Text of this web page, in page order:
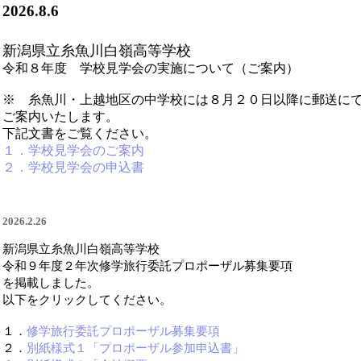
2026.8.6
新潟県立糸魚川白嶺高等学校
令和８年度 学校見学会の実施について（ご案内）
※ 糸魚川・上越地区の中学校には８月２０日以降に郵送に
ご案内いたします。
下記文書をご覧ください。
１．学校見学会のご案内
２．学校見学会の申込書
2026.2.26
新潟県立糸魚川白嶺高等学校
令和９年度２年次修学旅行委託プロポーザル募集要項
を掲載しました。
以下をクリックしてください。
１． 修学旅行委託プロポーザル募集要項
２． 別紙様式１「プロポーザル参加申込書」